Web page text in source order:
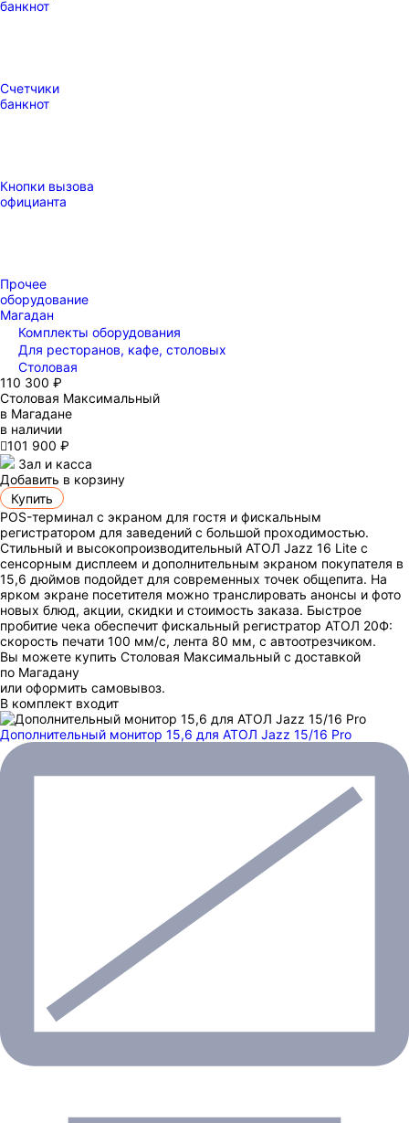
банкнот
Счетчики
банкнот
Кнопки вызова
официанта
Прочее
оборудование
Магадан
Комплекты оборудования
Для ресторанов, кафе, столовых
Столовая
110 300 ₽
Столовая Максимальный
в Магадане
в наличии
101 900 ₽
Зал и касса
Добавить в корзину
Купить
POS-терминал с экраном для гостя и фискальным
регистратором для заведений с большой проходимостью.
Стильный и высокопроизводительный АТОЛ Jazz 16 Lite с
сенсорным дисплеем и дополнительным экраном покупателя в
15,6 дюймов подойдет для современных точек общепита. На
ярком экране посетителя можно транслировать анонсы и фото
новых блюд, акции, скидки и стоимость заказа. Быстрое
пробитие чека обеспечит фискальный регистратор АТОЛ 20Ф:
скорость печати 100 мм/с, лента 80 мм, с автоотрезчиком.
Вы можете купить Столовая Максимальный с доставкой
по Магадану
или оформить самовывоз.
В комплект входит
Дополнительный монитор 15,6 для АТОЛ Jazz 15/16 Pro